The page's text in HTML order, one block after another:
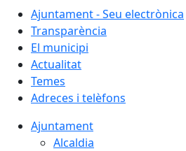
Ajuntament - Seu electrònica
Transparència
El municipi
Actualitat
Temes
Adreces i telèfons
Ajuntament
Alcaldia